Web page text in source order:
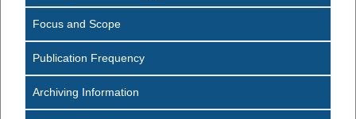
Focus and Scope
Publication Frequency
Archiving Information